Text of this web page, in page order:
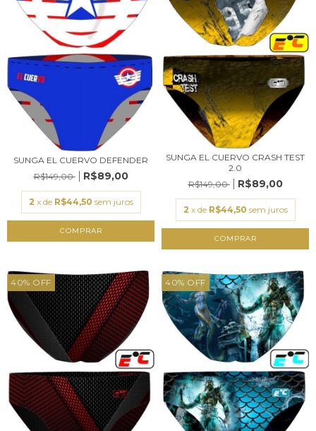
SUNGA EL CUERVO DEFENDER
R$149,00
R$89,00
2 x de R$44,50 sem juros
COMPRAR
SUNGA EL CUERVO CRASH TEST
2.0
R$149,00
R$89,00
2 x de R$44,50 sem juros
COMPRAR
40% OFF 40% OFF